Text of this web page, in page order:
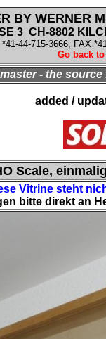
BY WERNER
3 CH-8802
*41-44-715-3666, FAX
Go back
- the
added /
Scale,
Vitrine steht
bitte direkt an